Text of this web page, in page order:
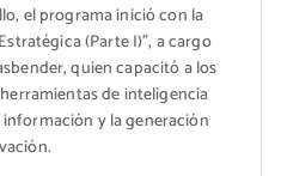
el programa inició con la
(Parte I)”, a cargo
quien capacitó a los
de inteligencia
y la generación